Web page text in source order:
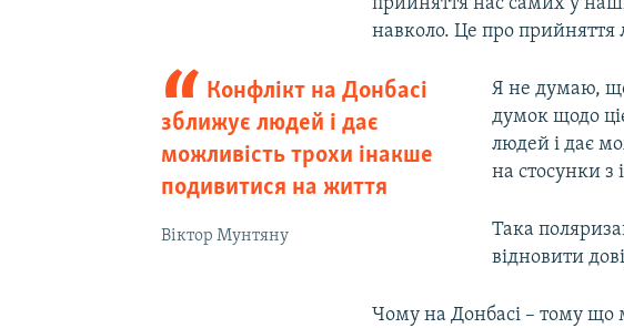
прийняття нас самих у
навколо. Це про
Конфлікт на Донбасі
зближує людей і дає
можливість трохи інакше
подивитися на життя
Віктор Мунтяну
Я не думаю,
думок щодо
людей і дає
на стосунки
Така
відновити
Чому на Донбасі – тому що